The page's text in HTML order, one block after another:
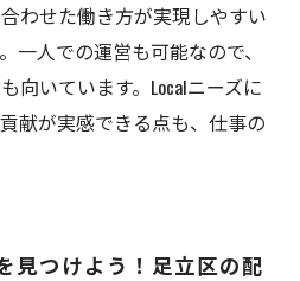
わせた働き方が実現しやすい
一人での運営も可能なので、
向いています。Localニーズに
献が実感できる点も、仕事の
見つけよう！足立区の配